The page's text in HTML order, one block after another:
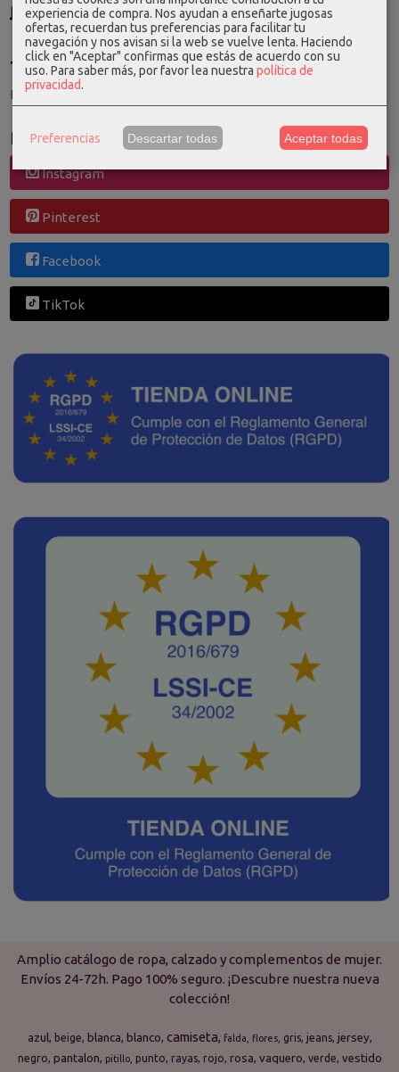
Consultar Destinos
Tu Carrito (0)
El carrito de la compra está vacío
Redes Sociales
Instagram
Pinterest
Facebook
TikTok
Amplio catálogo de ropa, calzado y complementos de mujer.
Envíos 24-72h. Pago 100% seguro. ¡Descubre nuestra nueva
colección!
azul beige blanca blanco camiseta falda flores gris jeans jersey
negro pantalon pitillo punto rayas rojo rosa vaquero verde vestido
experiencia de compra. Nos ayudan a enseñarte jugosas
ofertas, recuerdan tus preferencias para facilitar tu
navegación y nos avisan si la web se vuelve lenta. Haciendo
click en "Aceptar" confirmas que estás de acuerdo con su
uso. Para saber más, por favor lea nuestra política de
privacidad.
Preferencias Descartar todas Aceptar todas